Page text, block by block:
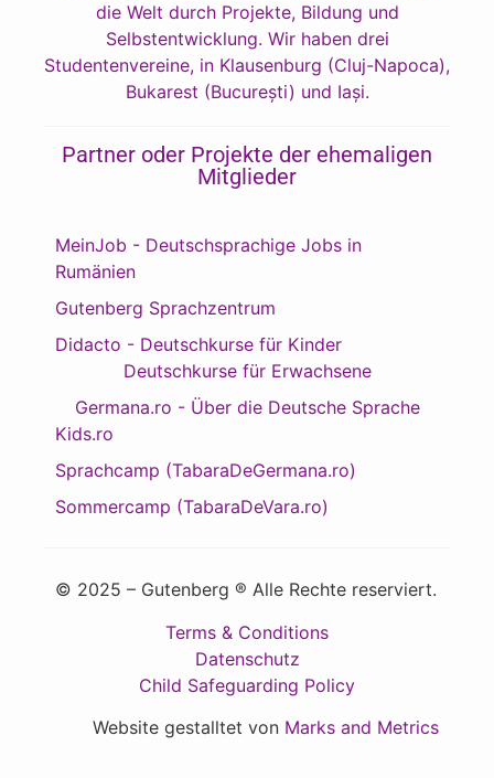
die Welt durch Projekte, Bildung und
Selbstentwicklung. Wir haben drei
Studentenvereine, in Klausenburg (Cluj-Napoca),
Bukarest (București) und Iași.
Partner oder Projekte der ehemaligen
Mitglieder
MeinJob - Deutschsprachige Jobs in
Rumänien
Gutenberg Sprachzentrum
Didacto - Deutschkurse für Kinder
Deutschkurse für Erwachsene
Germana.ro - Über die Deutsche Sprache
Kids.ro
Sprachcamp (TabaraDeGermana.ro)
Sommercamp (TabaraDeVara.ro)
© 2025 – Gutenberg ® Alle Rechte reserviert.
Terms & Conditions
Datenschutz
Child Safeguarding Policy
Website gestalltet von Marks and Metrics